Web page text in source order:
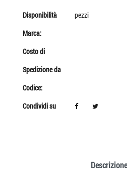
Disponibilità
pezzi
Marca:
Costo di
Spedizione da
Codice:
Condividi su
Descrizione